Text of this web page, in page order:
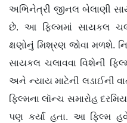
અભિનેત્રી જીનલ બેલાણી
છે. આ ફિલ્મમાં સાયકલ
ક્ષણોનું મિશ્રણ જોવા મળશે.
સાયકલ ચલાવવા વિશેની
અને ન્યાય માટેની લડાઈની
ફિલ્મના લૉન્ચ સમારોહ
પણ કર્યા હતા. આ ફિલ્મ